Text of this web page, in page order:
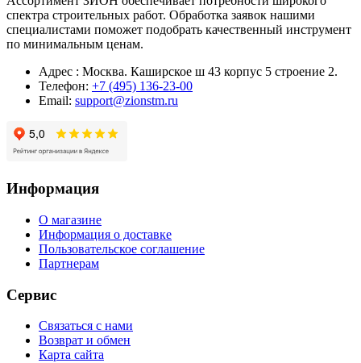
спектра строительных работ. Обработка заявок нашими
специалистами поможет подобрать качественный инструмент
по минимальным ценам.
Адрес : Москва. Каширское ш 43 корпус 5 строение 2.
Телефон: +7 (495) 136-23-00
Email: support@zionstm.ru
Информация
О магазине
Информация о доставке
Пользовательское соглашение
Партнерам
Сервис
Связаться с нами
Возврат и обмен
Карта сайта